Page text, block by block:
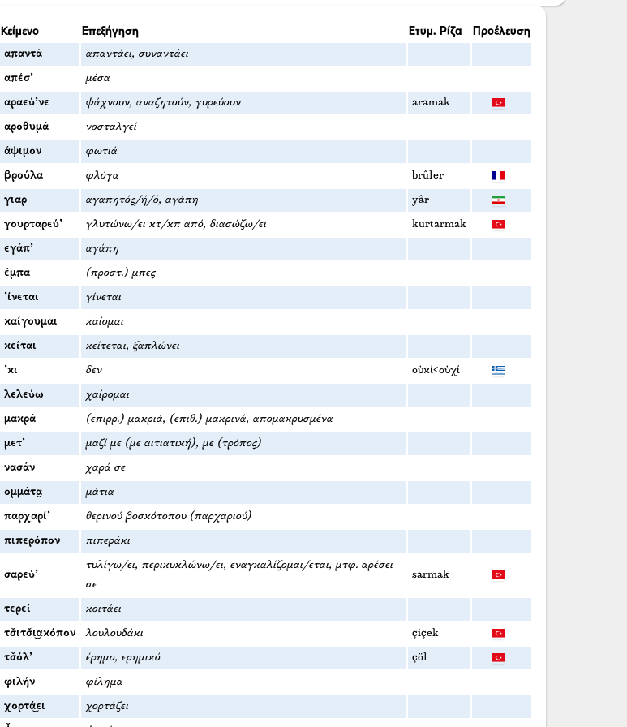
Κείμενο Επεξήγηση Ετυμ. Ρίζα Προέλευση
απαντά απαντάει, συναντάει
απέσ’ μέσα
αραεύ’νε ψάχνουν, αναζητούν, γυρεύουν aramak
αροθυμά νοσταλγεί
άψιμον φωτιά
βρούλα φλόγα brûler
γιαρ αγαπητός/ή/ό, αγάπη yâr
γουρταρεύ’ γλυτώνω/ει κτ/κπ από, διασώζω/ει kurtarmak
εγάπ’ αγάπη
έμπα (προστ.) μπες
’ίνεται γίνεται
καίγουμαι καίομαι
κείται κείτεται, ξαπλώνει
’κι δεν οὐκί<οὐχί
λελεύω χαίρομαι
μακρά (επιρρ.) μακριά, (επιθ.) μακρινά, απομακρυσμένα
μετ’ μαζί με (με αιτιατική), με (τρόπος)
νασάν χαρά σε
ομμάτα̤ μάτια
παρχαρί’ θερινού βοσκότοπου (παρχαριού)
πιπερόπον πιπεράκι
σαρεύ’
τυλίγω/ει, περικυκλώνω/ει, εναγκαλίζομαι/εται, μτφ. αρέσει
σε
sarmak
τερεί κοιτάει
τσ̌ιτσ̌ι͜ακόπον λουλουδάκι çiçek
τσ̌όλ’ έρημο, ερημικό çöl
φιλήν φίλημα
χορτά͜ει χορτάζει